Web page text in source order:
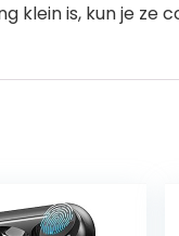
klein is, kun je ze